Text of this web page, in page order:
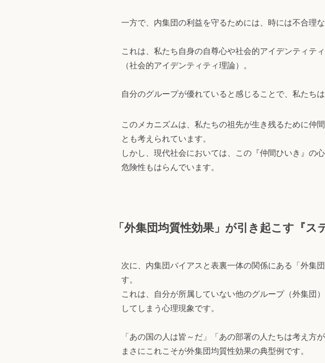
一方で、内集団の利益を守るためには、時には不合理
これは、私たち自身の自尊心や社会的アイデンティテ
（社会的アイデンティティ理論）。
自分のグループが優れていると感じることで、私たち
このメカニズムは、私たちの祖先が生き残るために仲
とも考えられています。
しかし、現代社会においては、この『仲間ひいき』の
危険性もはらんでいます。
「外集団均質性効果」が引き起こす『ス
次に、内集団バイアスと表裏一体の関係にある「外集
す。
これは、自分が所属していない他のグループ（外集団
してしまう心理現象です。
「あの国の人は皆～だ」「あの部署の人たちは考え方
まさにこれこそが外集団均質性効果の典型例です。